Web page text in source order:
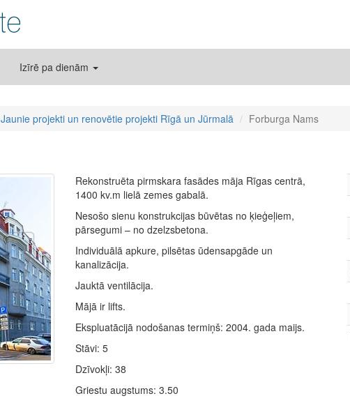
Izīrē pa dienām
Jaunie projekti un renovētie projekti Rīgā un Jūrmalā Forburga Nams
Rekonstruēta pirmskara fasādes māja Rīgas centrā,
1400 kv.m lielā zemes gabalā.
Nesošo sienu konstrukcijas būvētas no ķieģeļiem,
pārsegumi – no dzelzsbetona.
Individuālā apkure, pilsētas ūdensapgāde un
kanalizācija.
Jauktā ventilācija.
Mājā ir lifts.
Ekspluatācijā nodošanas termiņš: 2004. gada maijs.
Stāvi: 5
Dzīvokļi: 38
Griestu augstums: 3.50